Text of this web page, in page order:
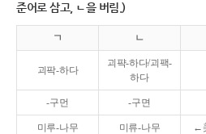
준어로 삼고, ㄴ을 버림.)
ㄱ ㄴ
괴팍-하다
괴퍅-하다/괴팩-
하다
-구먼 -구면
미루-나무 미류-나무 ←